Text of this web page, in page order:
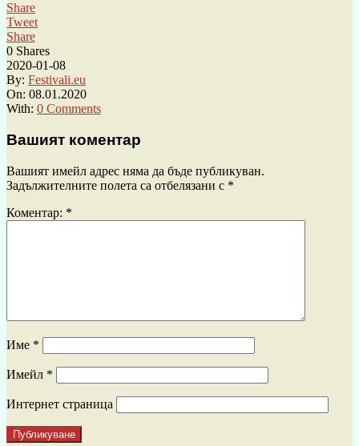
Share
Tweet
Share
0 Shares
2020-01-08
By: Festivali.eu
On: 08.01.2020
With: 0 Comments
Вашият коментар
Вашият имейл адрес няма да бъде публикуван.
Задължителните полета са отбелязани с *
Коментар: *
Име *
Имейл *
Интернет страница